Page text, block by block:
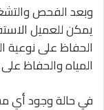
وبعد الفحص
يمكن للعميل
الحفاظ على نوعية
المياه والحفاظ
في حالة وجود أي